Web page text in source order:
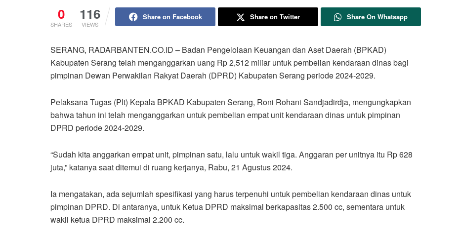
0
SHARES
116
VIEWS
Share on Facebook Share on Twitter Share On Whatsapp
SERANG, RADARBANTEN.CO.ID – Badan Pengelolaan Keuangan dan Aset Daerah (BPKAD)
Kabupaten Serang telah menganggarkan uang Rp 2,512 miliar untuk pembelian kendaraan dinas bagi
pimpinan Dewan Perwakilan Rakyat Daerah (DPRD) Kabupaten Serang periode 2024-2029.
Pelaksana Tugas (Plt) Kepala BPKAD Kabupaten Serang, Roni Rohani Sandjadirdja, mengungkapkan
bahwa tahun ini telah menganggarkan untuk pembelian empat unit kendaraan dinas untuk pimpinan
DPRD periode 2024-2029.
“Sudah kita anggarkan empat unit, pimpinan satu, lalu untuk wakil tiga. Anggaran per unitnya itu Rp 628
juta,” katanya saat ditemui di ruang kerjanya, Rabu, 21 Agustus 2024.
Ia mengatakan, ada sejumlah spesifikasi yang harus terpenuhi untuk pembelian kendaraan dinas untuk
pimpinan DPRD. Di antaranya, untuk Ketua DPRD maksimal berkapasitas 2.500 cc, sementara untuk
wakil ketua DPRD maksimal 2.200 cc.